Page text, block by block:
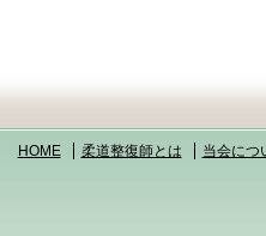
HOME 柔道整復師とは 当会につ